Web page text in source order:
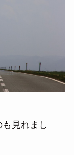
見れまし